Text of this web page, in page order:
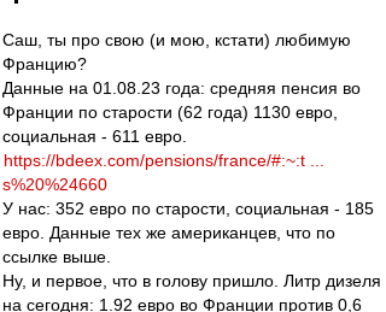
Саш, ты про свою (и мою, кстати) любимую
Францию?
Данные на 01.08.23 года: средняя пенсия во
Франции по старости (62 года) 1130 евро,
социальная - 611 евро.
https://bdeex.com/pensions/france/#:~:t ...
s%20%24660
У нас: 352 евро по старости, социальная - 185
евро. Данные тех же американцев, что по
ссылке выше.
Ну, и первое, что в голову пришло. Литр дизеля
на сегодня: 1.92 евро во Франции против 0,6